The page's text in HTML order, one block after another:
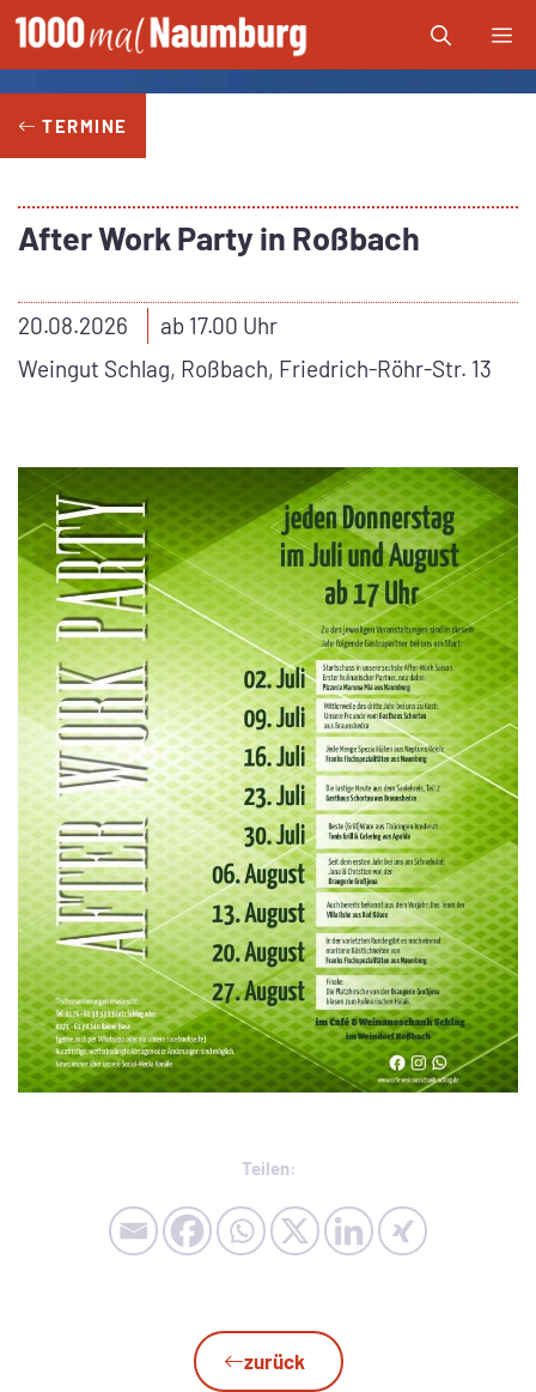
Zum
Inhalt
springen
TERMINE
After Work Party in Roßbach
20.08.2026
ab 17.00 Uhr
Weingut Schlag, Roßbach, Friedrich-Röhr-Str. 13
Teilen:
zurück